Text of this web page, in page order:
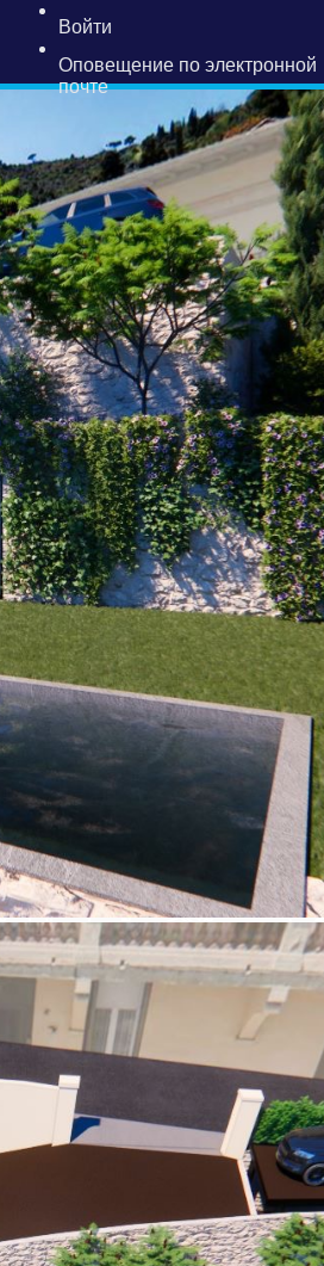
Войти
Оповещение по электронной
почте